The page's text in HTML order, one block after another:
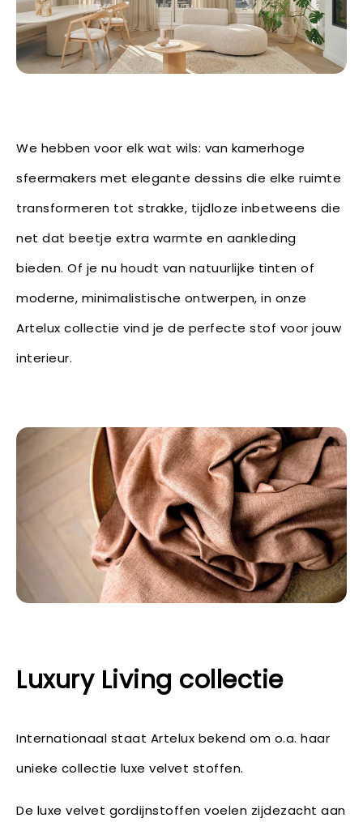
We hebben voor elk wat wils: van kamerhoge
sfeermakers met elegante dessins die elke ruimte
transformeren tot strakke, tijdloze inbetweens die
net dat beetje extra warmte en aankleding
bieden. Of je nu houdt van natuurlijke tinten of
moderne, minimalistische ontwerpen, in onze
Artelux collectie vind je de perfecte stof voor jouw
interieur.
Luxury Living collectie
Internationaal staat Artelux bekend om o.a. haar
unieke collectie luxe velvet stoffen.
De luxe velvet gordijnstoffen voelen zijdezacht aan